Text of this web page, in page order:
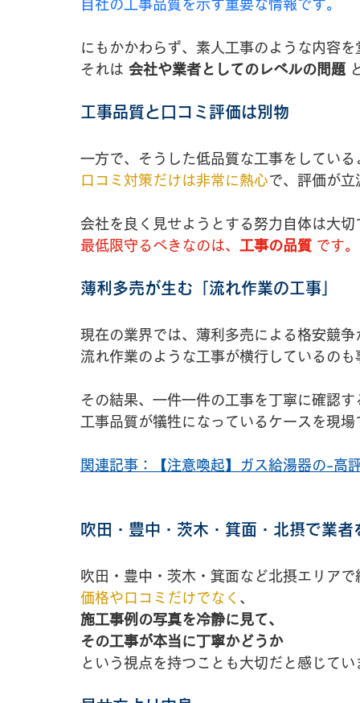
自社の工事品質を示す重要な情報です。
にもかかわらず、素人工事のような内容
それは 会社や業者としてのレベルの問題
工事品質と口コミ評価は別物
一方で、そうした低品質な工事をしてい
口コミ対策だけは非常に熱心で、評価が
会社を良く見せようとする努力自体は大切
最低限守るべきなのは、
工事の品質 です。
薄利多売が生む「流れ作業の工事」
現在の業界では、薄利多売による格安競争
流れ作業のような工事が横行しているのも
その結果、一件一件の工事を丁寧に確認
工事品質が犠牲になっているケースを現
関連記事：【注意喚起】ガス給湯器の-高
吹田・豊中・茨木・箕面・北摂で業者
吹田・豊中・茨木・箕面など北摂エリア
価格や口コミだけでなく 、
施工事例の写真を冷静に見て、
その工事が本当に丁寧かどうか
という視点を持つことも大切だと感じてい